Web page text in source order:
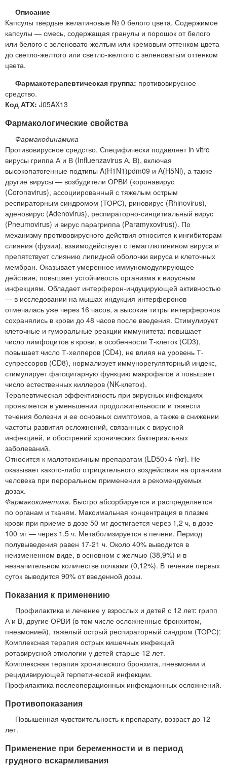
Описание
Капсулы твердые желатиновые № 0 белого цвета. Содержимое
капсулы — смесь, содержащая гранулы и порошок от белого
или белого с зеленовато-желтым или кремовым оттенком цвета
до светло-желтого или светло-желтого с зеленоватым оттенком
цвета.
Фармакотерапевтическая группа: противовирусное
средство.
Код АТХ: J05AX13
Фармакологические свойства
Фармакодинамика
Противовирусное средство. Специфически подавляет in vitro
вирусы гриппа А и В (Influenzavirus А, В), включая
высокопатогенные подтипы A(H1N1)pdm09 и A(H5Nl), а также
другие вирусы — возбудители ОРВИ (коронавирус
(Coronavirus), ассоциированный с тяжелым острым
респираторным синдромом (ТОРС), риновирус (Rhinovirus),
аденовирус (Adenovirus), респираторно-синцитиальный вирус
(Pneumovirus) и вирус парагриппа (Paramyxovirus)). По
механизму противовирусного действия относится к ингибиторам
слияния (фузии), взаимодействует с гемагглютинином вируса и
препятствует слиянию липидной оболочки вируса и клеточных
мембран. Оказывает умеренное иммуномодулирующее
действие, повышает устойчивость организма к вирусным
инфекциям. Обладает интерферон-индуцирующей активностью
— в исследовании на мышах индукция интерферонов
отмечалась уже через 16 часов, а высокие титры интерферонов
сохранялись в крови до 48 часов после введения. Стимулирует
клеточные и гуморальные реакции иммунитета: повышает
число лимфоцитов в крови, в особенности Т-клеток (CD3),
повышает число Т-хелперов (CD4), не влияя на уровень Т-
супрессоров (CD8), нормализует иммунорегуляторный индекс,
стимулирует фагоцитарную функцию макрофагов и повышает
число естественных киллеров (NK-клеток).
Терапевтическая эффективность при вирусных инфекциях
проявляется в уменьшении продолжительности и тяжести
течения болезни и ее основных симптомов, а также в снижении
частоты развития осложнений, связанных с вирусной
инфекцией, и обострений хронических бактериальных
заболеваний.
Относится к малотоксичным препаратам (LD50>4 г/кг). Не
оказывает какого-либо отрицательного воздействия на организм
человека при пероральном применении в рекомендуемых
дозах.
Фармакокинетика. Быстро абсорбируется и распределяется
по органам и тканям. Максимальная концентрация в плазме
крови при приеме в дозе 50 мг достигается через 1,2 ч, в дозе
100 мг — через 1,5 ч. Метаболизируется в печени. Период
полувыведения равен 17-21 ч. Около 40% выводится в
неизмененном виде, в основном с желчью (38,9%) и в
незначительном количестве почками (0,12%). В течение первых
суток выводится 90% от введенной дозы.
Показания к применению
Профилактика и лечение у взрослых и детей с 12 лет: грипп
А и В, другие ОРВИ (в том числе осложненные бронхитом,
пневмонией), тяжелый острый респираторный синдром (ТОРС);
Комплексная терапия острых кишечных инфекций
ротавирусной этиологии у детей старше 12 лет.
Комплексная терапия хронического бронхита, пневмонии и
рецидивирующей герпетической инфекции.
Профилактика послеоперационных инфекционных осложнений.
Противопоказания
Повышенная чувствительность к препарату, возраст до 12
лет.
Применение при беременности и в период
грудного вскармливания